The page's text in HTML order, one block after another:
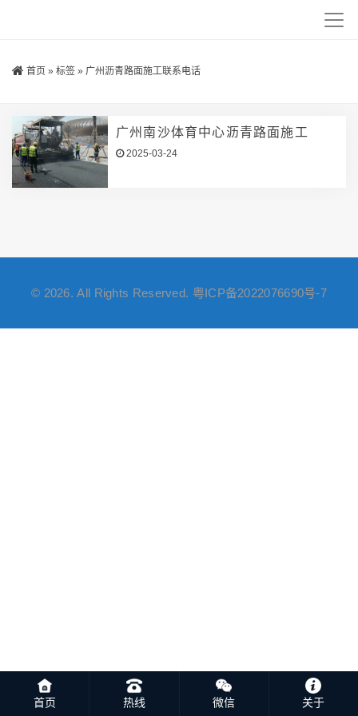
首页 » 标签 » 广州沥青路面施工联系电话
广州南沙体育中心沥青路面施工
2025-03-24
© 2026. All Rights Reserved. 粤ICP备2022076690号-7
首页 热线 微信 关于